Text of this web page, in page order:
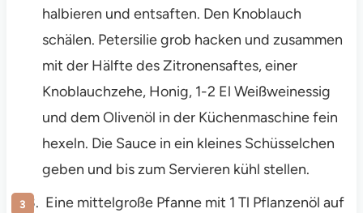
halbieren und entsaften. Den Knoblauch
schälen. Petersilie grob hacken und zusammen
mit der Hälfte des Zitronensaftes, einer
Knoblauchzehe, Honig, 1-2 El Weißweinessig
und dem Olivenöl in der Küchenmaschine fein
hexeln. Die Sauce in ein kleines Schüsselchen
geben und bis zum Servieren kühl stellen.
Eine mittelgroße Pfanne mit 1 Tl Pflanzenöl auf